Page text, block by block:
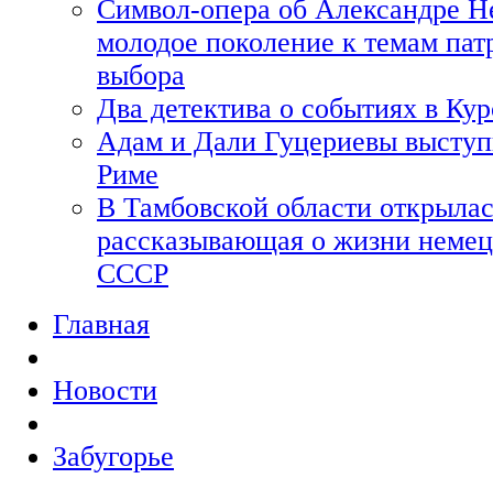
Символ-опера об Александре
молодое поколение к темам
выбора
Два детектива о событиях в
Адам и Дали Гуцериевы
Риме
В Тамбовской области
рассказывающая о жизни
СССР
Главная
Новости
Забугорье